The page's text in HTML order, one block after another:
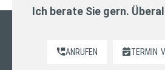
Ich berate Sie gern.
ANRUFEN TERMIN